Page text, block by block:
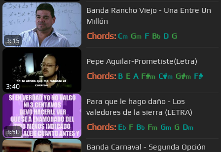
3:15
Banda Rancho Viejo - Una Entre Un
Millón
Chords: Cm Gm F Bb D G
3:40
Pepe Aguilar-Prometiste(Letra)
Chords: B E A F#m C#m G#m F#
3:50
Para que le hago daño - Los
valedores de la sierra (LETRA)
Chords: Eb F Bb Fm Gm G Dm
Banda Carnaval - Segunda Opción